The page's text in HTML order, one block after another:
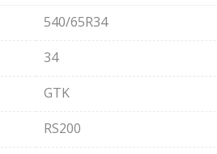
540/65R34
34
GTK
RS200